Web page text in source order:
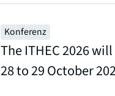
Konferenz
The ITHEC 2026
28 to 29 October